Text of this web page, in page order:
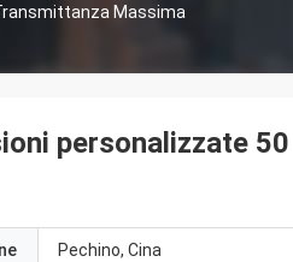
Massima
personalizzate 50
Pechino, Cina